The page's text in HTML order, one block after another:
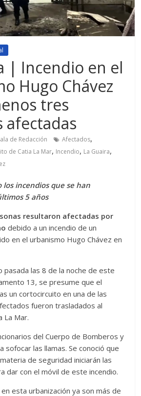
| Incendio en el
Hugo Chávez
tres
afectadas
de Redacción Afectados,
de Catia La Mar, Incendio, La Guaira,
los incendios que se han
5 años
resultaron afectadas por
debido a un incendio de un
en el urbanismo Hugo Chávez en
pasada las 8 de la noche de este
13, se presume que el
un cortocircuito en una de las
fueron trasladados al
La Mar.
del Cuerpo de Bomberos y
sofocar las llamas. Se conoció que
de seguridad iniciarán las
dar con el móvil de este incendio.
esta urbanización ya son más de